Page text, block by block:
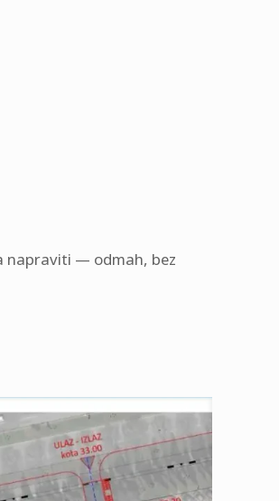
napraviti — odmah, bez